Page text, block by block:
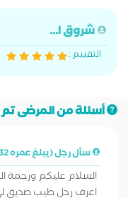
شروق ا...
التقييم :
أسئلة من المرضى تم
سأل رجل (يبلغ عمره 32 سنة)
السلام عليكم ورحمة